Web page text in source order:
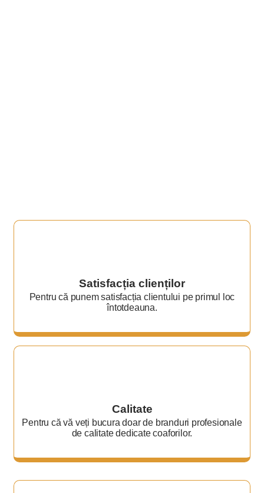
Satisfacția clienților
Pentru că punem satisfacția clientului pe primul loc
întotdeauna.
Calitate
Pentru că vă veți bucura doar de branduri profesionale
de calitate dedicate coaforilor.